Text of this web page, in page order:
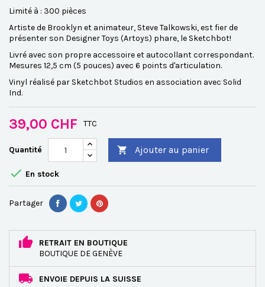
Limité à : 300 pièces
Artiste de Brooklyn et animateur, Steve Talkowski, est fier de
présenter son Designer Toys (Artoys) phare, le Sketchbot!
Livré avec son propre accessoire et autocollant correspondant.
Mesures 12,5 cm (5 pouces) avec 6 points d'articulation.
Vinyl réalisé par Sketchbot Studios en association avec Solid
Ind.
39,00 CHF TTC
Quantité  Ajouter au panier
 En stock
Partager
RETRAIT EN BOUTIQUE
BOUTIQUE DE GENÈVE
ENVOIE DEPUIS LA SUISSE